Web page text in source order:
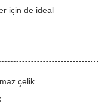
için de ideal
çelik